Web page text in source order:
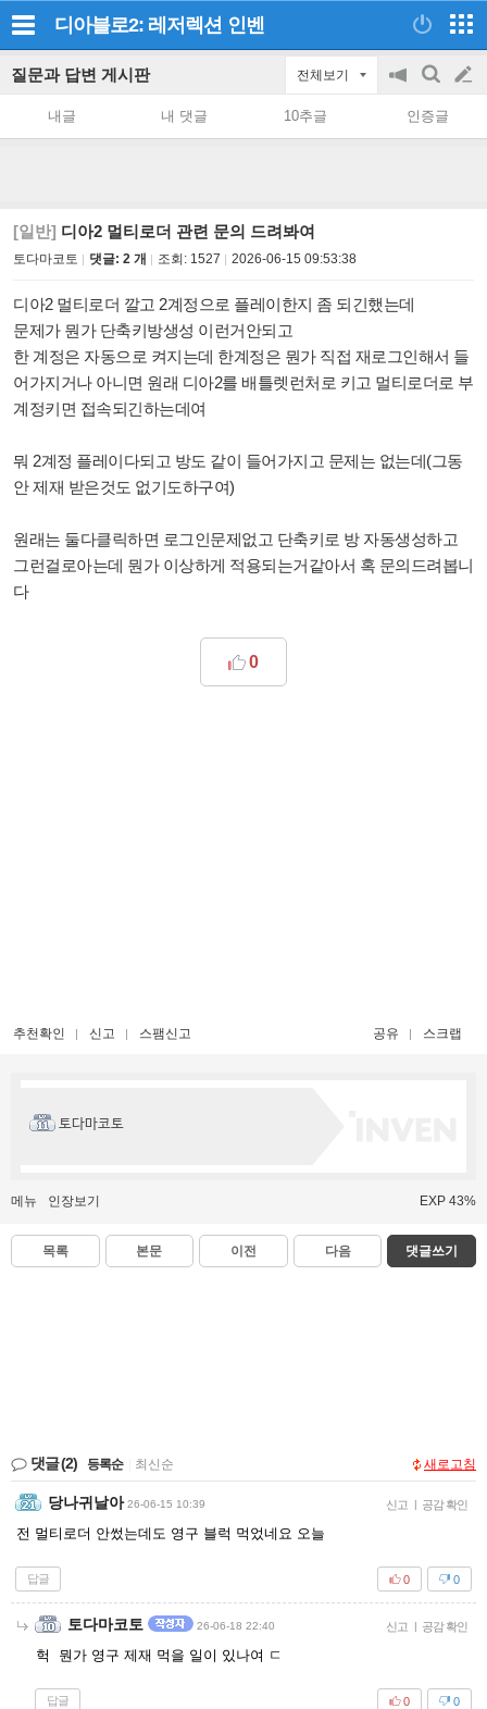
디아블로2: 레저렉션 인벤
질문과 답변 게시판 전체보기
공
on/off
검
색
글
쓰
내글 내 댓글 10추글 인증글
[일반] 디아2 멀티로더 관련 문의 드려봐여
토다마코토 댓글: 2 개 조회: 1527 2026-06-15 09:53:38
디아2 멀티로더 깔고 2계정으로 플레이한지 좀 되긴했는데
문제가 뭔가 단축키방생성 이런거안되고
한 계정은 자동으로 켜지는데 한계정은 뭔가 직접 재로그인해서 들
어가지거나 아니면 원래 디아2를 배틀렛런처로 키고 멀티로더로 부
계정키면 접속되긴하는데여
뭐 2계정 플레이다되고 방도 같이 들어가지고 문제는 없는데(그동
안 제재 받은것도 없기도하구여)
원래는 둘다클릭하면 로그인문제없고 단축키로 방 자동생성하고
그런걸로아는데 뭔가 이상하게 적용되는거같아서 혹 문의드려봅니
다
0
추천확인 신고 스팸신고 공유 스크랩
토다마코토
메뉴 인장보기 EXP 43%
목록 본문 이전 다음 댓글쓰기
댓글(2) 등록순 최신순 새로고침
당나귀날아 26-06-15 10:39 신고 | 공감 확인
전 멀티로더 안썼는데도 영구 블럭 먹었네요 오늘
답글 0
0
토다마코토 26-06-18 22:40 신고 | 공감 확인
헉 뭔가 영구 제재 먹을 일이 있나여 ㄷ
답글 0
0